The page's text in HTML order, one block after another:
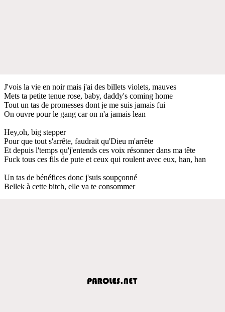
J'vois la vie en noir mais j'ai des billets violets, mauves
Mets ta petite tenue rose, baby, daddy's coming home
Tout un tas de promesses dont je me suis jamais fui
On ouvre pour le gang car on n'a jamais lean
Hey,oh, big stepper
Pour que tout s'arrête, faudrait qu'Dieu m'arrête
Et depuis l'temps qu'j'entends ces voix résonner dans ma tête
Fuck tous ces fils de pute et ceux qui roulent avec eux, han, han
Un tas de bénéfices donc j'suis soupçonné
Bellek à cette bitch, elle va te consommer